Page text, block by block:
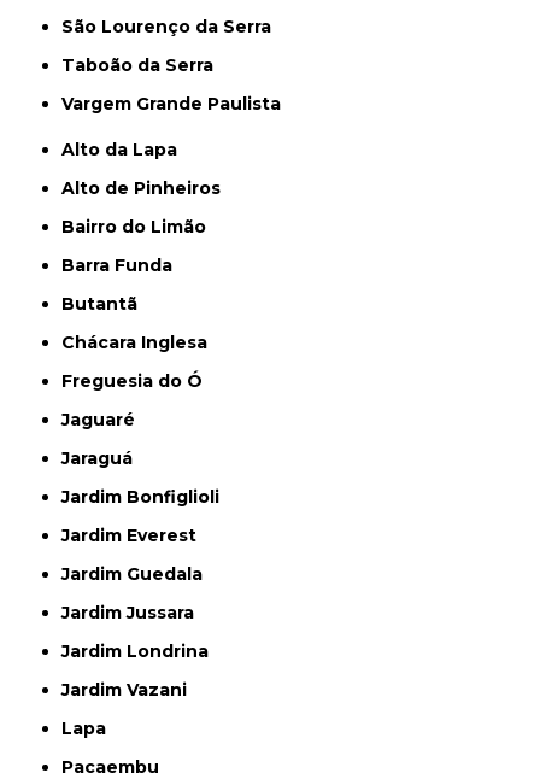
São Lourenço da Serra
Taboão da Serra
Vargem Grande Paulista
Alto da Lapa
Alto de Pinheiros
Bairro do Limão
Barra Funda
Butantã
Chácara Inglesa
Freguesia do Ó
Jaguaré
Jaraguá
Jardim Bonfiglioli
Jardim Everest
Jardim Guedala
Jardim Jussara
Jardim Londrina
Jardim Vazani
Lapa
Pacaembu